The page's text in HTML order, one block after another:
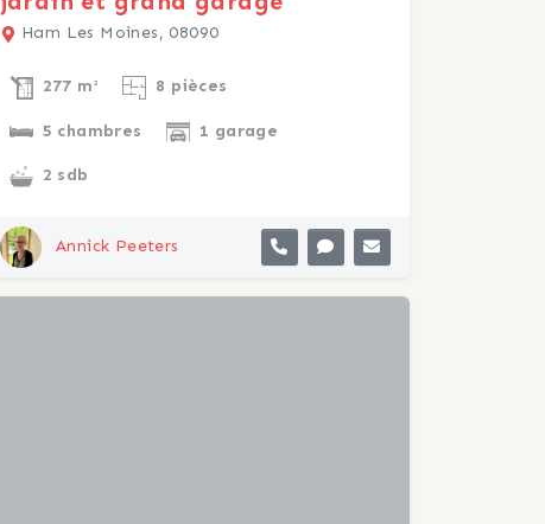
Ham Les Moines, 08090
277 m² 8 pièces
5 chambres 1 garage
2 sdb
Annick Peeters